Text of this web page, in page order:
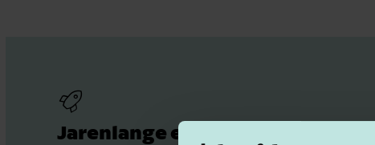
Jarenlange ervaring